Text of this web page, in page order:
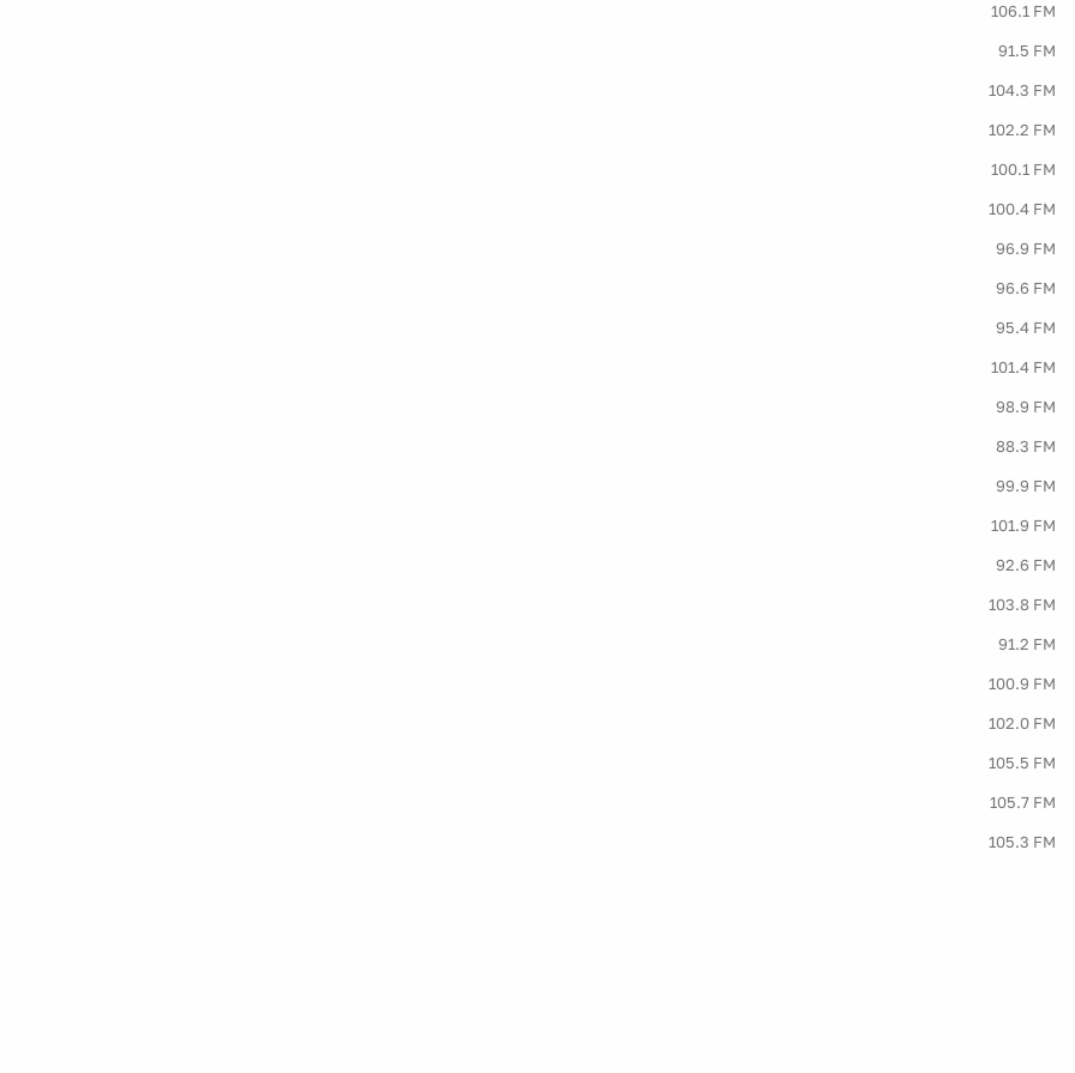
106.1 FM
91.5 FM
104.3 FM
102.2 FM
100.1 FM
100.4 FM
96.9 FM
96.6 FM
95.4 FM
101.4 FM
98.9 FM
88.3 FM
99.9 FM
101.9 FM
92.6 FM
103.8 FM
91.2 FM
100.9 FM
102.0 FM
105.5 FM
105.7 FM
105.3 FM